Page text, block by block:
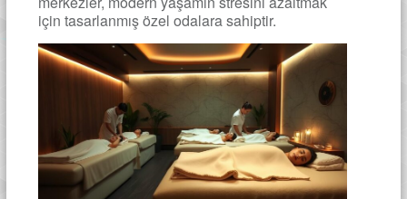
için tasarlanmış özel odalara sahiptir.